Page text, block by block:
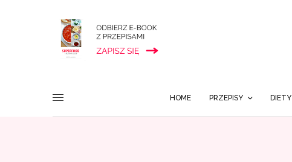
HOME PRZEPISY DIETY